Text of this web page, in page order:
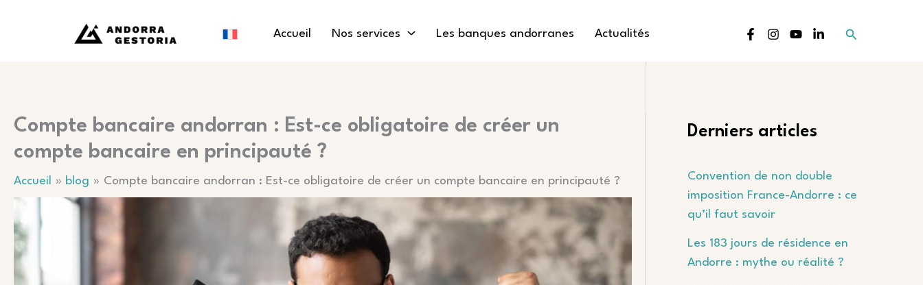
Accueil Nos services Les banques andorranes Actualités Rechercher
Compte bancaire andorran : Est-ce obligatoire de créer un
compte bancaire en principauté ?
Accueil blog Compte bancaire andorran : Est-ce obligatoire de créer un compte bancaire en principauté ?
Derniers articles
Convention de non double
imposition France-Andorre : ce
qu’il faut savoir
Les 183 jours de résidence en
Andorre : mythe ou réalité ?